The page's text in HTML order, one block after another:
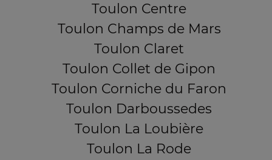
Toulon Centre
Toulon Champs de Mars
Toulon Claret
Toulon Collet de Gipon
Toulon Corniche du Faron
Toulon Darboussedes
Toulon La Loubière
Toulon La Rode